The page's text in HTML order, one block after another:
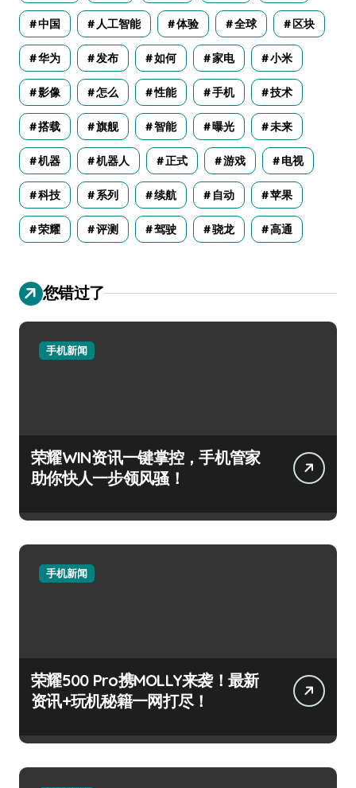
中国 人工智能 体验 全球 区块
华为 发布 如何 家电 小米
影像 怎么 性能 手机 技术
搭载 旗舰 智能 曝光 未来
机器 机器人 正式 游戏 电视
科技 系列 续航 自动 苹果
荣耀 评测 驾驶 骁龙 高通
您错过了
手机新闻
荣耀WIN资讯一键掌控，手机管家
助你快人一步领风骚！
手机新闻
荣耀500 Pro携MOLLY来袭！最新
资讯+玩机秘籍一网打尽！